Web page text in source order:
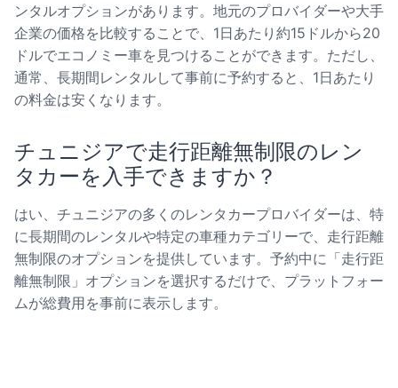
ンタルオプションがあります。地元のプロバイダーや大手
企業の価格を比較することで、1日あたり約15ドルから20
ドルでエコノミー車を見つけることができます。ただし、
通常、長期間レンタルして事前に予約すると、1日あたり
の料金は安くなります。
チュニジアで走行距離無制限のレン
タカーを入手できますか？
はい、チュニジアの多くのレンタカープロバイダーは、特
に長期間のレンタルや特定の車種カテゴリーで、走行距離
無制限のオプションを提供しています。予約中に「走行距
離無制限」オプションを選択するだけで、プラットフォー
ムが総費用を事前に表示します。